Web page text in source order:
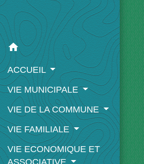
home
ACCUEIL
VIE MUNICIPALE
VIE DE LA COMMUNE
VIE FAMILIALE
VIE ECONOMIQUE ET